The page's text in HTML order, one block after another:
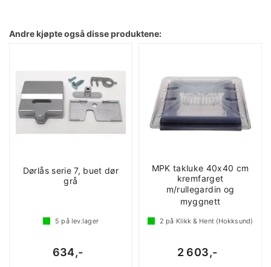
Andre kjøpte også disse produktene:
Dørlås serie 7, buet dør
grå
5 på lev.lager
634,-
MPK takluke 40x40 cm
kremfarget
m/rullegardin og
myggnett
2 på Klikk & Hent (Hokksund)
2 603,-